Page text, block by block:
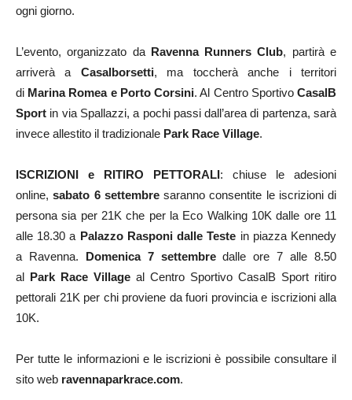
ogni giorno.
L’evento, organizzato daRavenna Runners Club, partirà e
arriverà a Casalborsetti, ma toccherà anche i territori
di Marina Romea e Porto Corsini. Al Centro SportivoCasalB
Sport in via Spallazzi, a pochi passi dall’area di partenza, sarà
invece allestito il tradizionale Park Race Village.
ISCRIZIONI e RITIRO PETTORALI: chiuse le adesioni
online,sabato 6 settembresaranno consentite le iscrizioni di
persona sia per 21K che per la Eco Walking 10K dalle ore 11
alle 18.30 a Palazzo Rasponi dalle Teste in piazza Kennedy
a Ravenna. Domenica 7 settembredalle ore 7 alle 8.50
al Park Race Village al Centro Sportivo CasalB Sport ritiro
pettorali 21K per chi proviene da fuori provincia e iscrizioni alla
10K.
Per tutte le informazioni e le iscrizioni è possibile consultare il
sito web ravennaparkrace.com.